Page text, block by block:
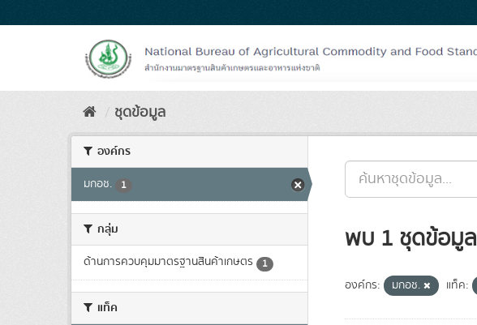
to
ชุดข้อมูล
องค์กร
มกอช. 1
กลุ่ม
ด้านการควบคุมมาตรฐานสินค้าเกษตร 1
แท็ค
พบ 1 ชุดข้อมูล
องค์กร: มกอช. แท็ค: